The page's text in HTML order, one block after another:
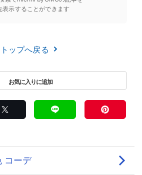
表示することができます
トップへ戻る